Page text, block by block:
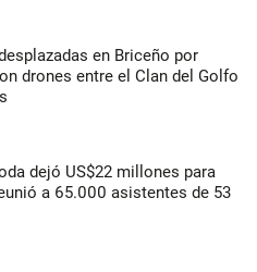
en Briceño por
drones entre el Clan del Golfo
dejó US$22 millones para
a 65.000 asistentes de 53